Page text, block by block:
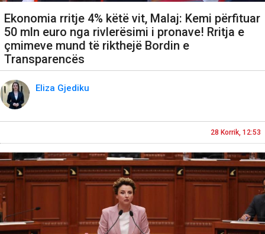
Ekonomia rritje 4% këtë vit, Malaj: Kemi përfituar
50 mln euro nga rivlerësimi i pronave! Rritja e
çmimeve mund të rikthejë Bordin e
Transparencës
Eliza Gjediku
28 Korrik, 12:53